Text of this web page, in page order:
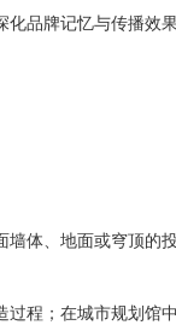
品牌记忆与传播效
体、地面或穹顶的
程；在城市规划